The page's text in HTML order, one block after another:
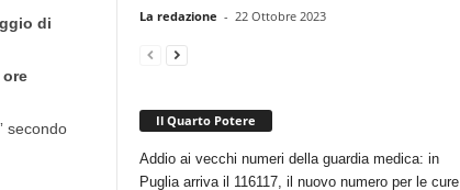
di
ore
secondo
La redazione - 22 Ottobre 2023
Il Quarto Potere
Addio ai vecchi numeri della guardia medica: in
Puglia arriva il 116117, il nuovo numero per le cure